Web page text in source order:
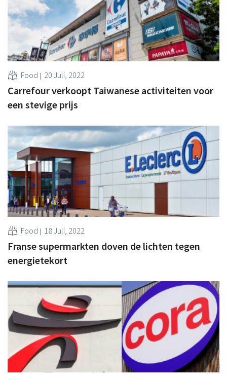
Food 20 Juli, 2022
Carrefour verkoopt Taiwanese activiteiten voor
een stevige prijs
Food 18 Juli, 2022
Franse supermarkten doven de lichten tegen
energietekort